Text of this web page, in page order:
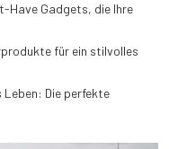
Have Gadgets, die Ihre
für ein stilvolles
Die perfekte